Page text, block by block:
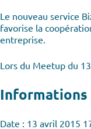
Le nouveau service
favorise la
entreprise.
Lors du Meetup du
Date : 13 avril 2015